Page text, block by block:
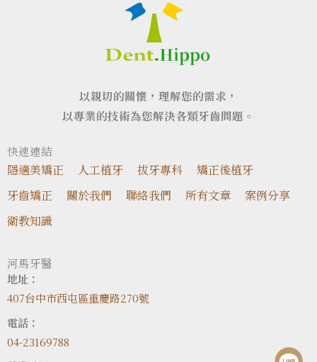
以親切的關懷，理解您的需求，
以專業的技術為您解決各類牙齒問題。
快速連結
隱適美矯正 人工植牙 拔牙專科
矯正後植牙
牙齒矯正
關於我們 聯絡我們 所有文章
案例分享
衛教知識
河馬牙醫
地址：
407台中市西屯區重慶路270號
電話：
04-23169788